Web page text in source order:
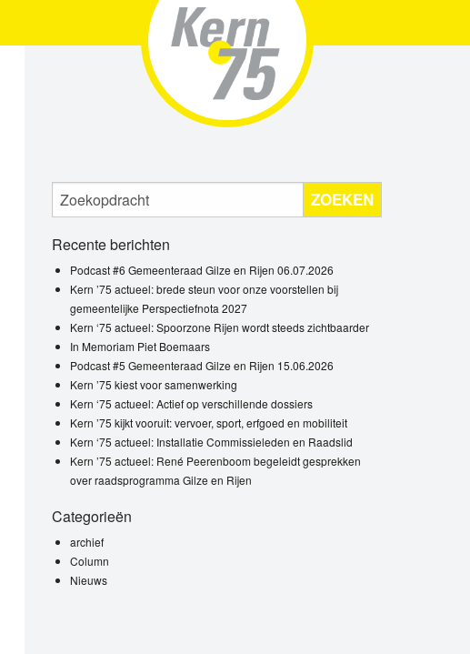
ZOEKEN
Recente berichten
Podcast #6 Gemeenteraad Gilze en Rijen 06.07.2026
Kern ’75 actueel: brede steun voor onze voorstellen bij
gemeentelijke Perspectiefnota 2027
Kern ‘75 actueel: Spoorzone Rijen wordt steeds zichtbaarder
In Memoriam Piet Boemaars
Podcast #5 Gemeenteraad Gilze en Rijen 15.06.2026
Kern ’75 kiest voor samenwerking
Kern ‘75 actueel: Actief op verschillende dossiers
Kern ’75 kijkt vooruit: vervoer, sport, erfgoed en mobiliteit
Kern ‘75 actueel: Installatie Commissieleden en Raadslid
Kern ’75 actueel: René Peerenboom begeleidt gesprekken
over raadsprogramma Gilze en Rijen
Categorieën
archief
Column
Nieuws